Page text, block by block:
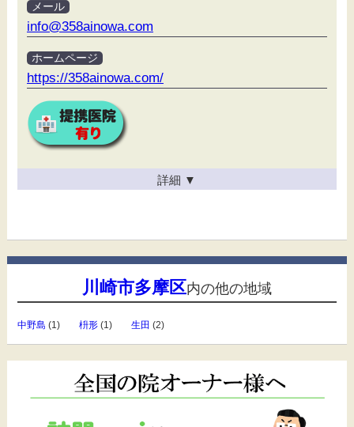
メール
info@358ainowa.com
ホームページ
https://358ainowa.com/
詳細 ▼
川崎市多摩区内の他の地域
中野島 (1) 枡形(1) 生田 (2)